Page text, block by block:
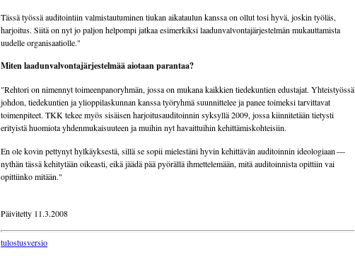
Tässä työssä auditointiin valmistautuminen tiukan aikataulun kanssa on ollut tosi hyvä, joskin työläs,
harjoitus. Siitä on nyt jo paljon helpompi jatkaa esimerkiksi laadunvalvontajärjestelmän mukauttamista
uudelle organisaatiolle."
Miten laadunvalvontajärjestelmää aiotaan parantaa?
"Rehtori on nimennyt toimeenpanoryhmän, jossa on mukana kaikkien tiedekuntien edustajat. Yhteistyössä
johdon, tiedekuntien ja ylioppilaskunnan kanssa työryhmä suunnittelee ja panee toimeksi tarvittavat
toimenpiteet. TKK tekee myös sisäisen harjoitusauditoinnin syksyllä 2009, jossa kiinnitetään tietysti
erityistä huomiota yhdenmukaisuuteen ja muihin nyt havaittuihin kehittämiskohteisiin.
En ole kovin pettynyt hylkäyksestä, sillä se sopii mielestäni hyvin kehittävän auditoinnin ideologiaan —
nythän tässä kehitytään oikeasti, eikä jäädä pää pyörällä ihmettelemään, mitä auditoinnista opittiin vai
opittiinko mitään."
Päivitetty 11.3.2008
tulostusversio